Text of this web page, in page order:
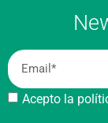
Acepto la